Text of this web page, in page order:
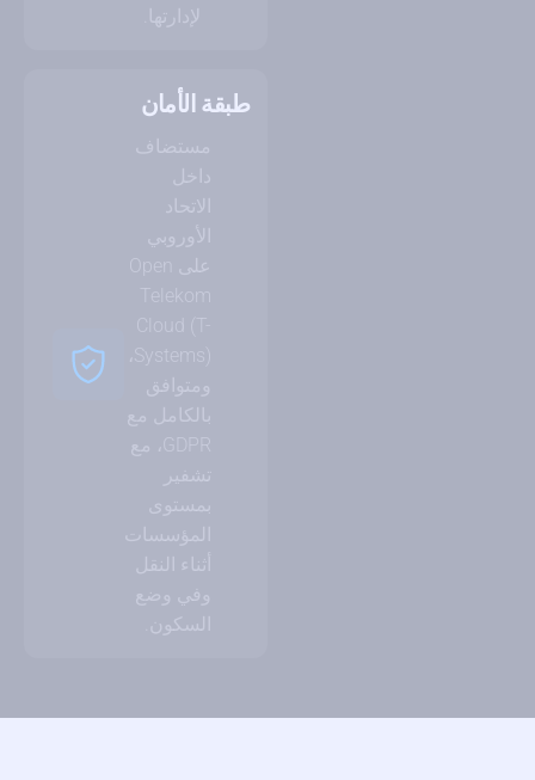
لإدارتها.
طبقة الأمان
مستضاف
داخل
الاتحاد
الأوروبي
على Open
Telekom
Cloud (T-
Systems)،
ومتوافق
بالكامل مع
GDPR، مع
تشفير
بمستوى
المؤسسات
أثناء النقل
وفي وضع
السكون.